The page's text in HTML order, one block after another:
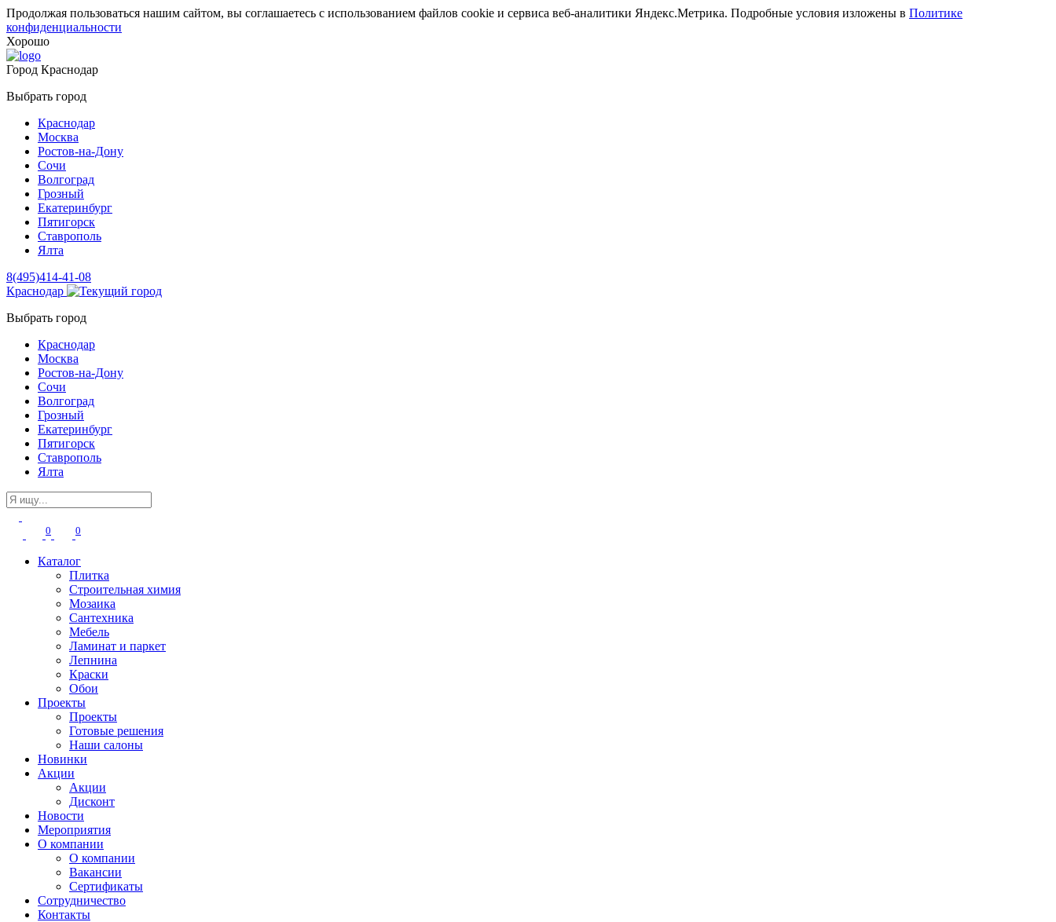
Продолжая пользоваться нашим сайтом, вы соглашаетесь с использованием файлов cookie и сервиса веб-аналитики Яндекс.Метрика. Подробные условия изложены в Политике
конфиденциальности
Хорошо
Город Краснодар
Выбрать город
Краснодар
Москва
Ростов-на-Дону
Сочи
Волгоград
Грозный
Екатеринбург
Пятигорск
Ставрополь
Ялта
8(495)414-41-08
Краснодар
Выбрать город
Краснодар
Москва
Ростов-на-Дону
Сочи
Волгоград
Грозный
Екатеринбург
Пятигорск
Ставрополь
Ялта
0 0
Каталог
Плитка
Строительная химия
Мозаика
Сантехника
Мебель
Ламинат и паркет
Лепнина
Краски
Обои
Проекты
Проекты
Готовые решения
Наши салоны
Новинки
Акции
Акции
Дисконт
Новости
Мероприятия
О компании
О компании
Вакансии
Сертификаты
Сотрудничество
Контакты